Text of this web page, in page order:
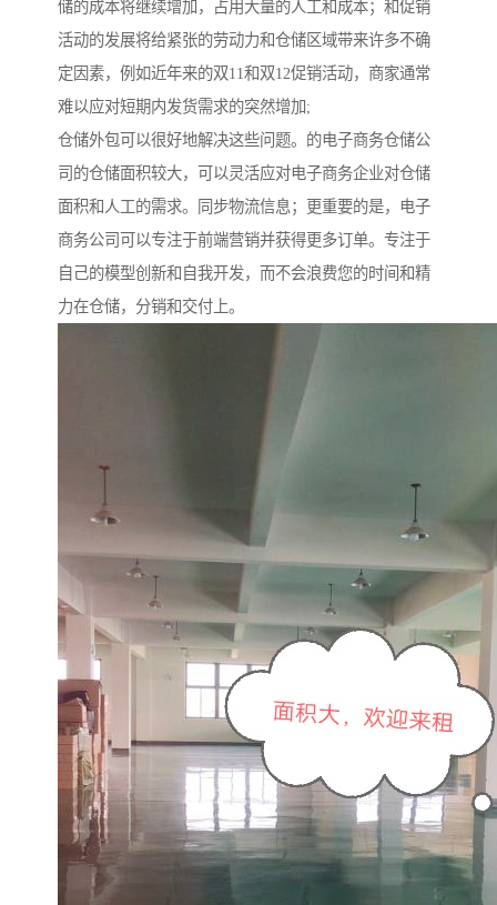
储的成本将继续增加，占用大量的人工和成本；和促销
活动的发展将给紧张的劳动力和仓储区域带来许多不确
定因素，例如近年来的双11和双12促销活动，商家通常
难以应对短期内发货需求的突然增加;
仓储外包可以很好地解决这些问题。的电子商务仓储公
司的仓储面积较大，可以灵活应对电子商务企业对仓储
面积和人工的需求。同步物流信息；更重要的是，电子
商务公司可以专注于前端营销并获得更多订单。专注于
自己的模型创新和自我开发，而不会浪费您的时间和精
力在仓储，分销和交付上。